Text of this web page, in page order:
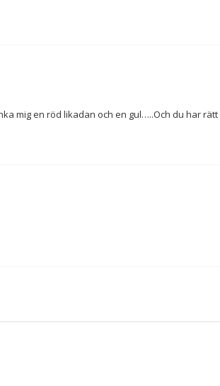
mig en röd likadan och en gul…..Och du har